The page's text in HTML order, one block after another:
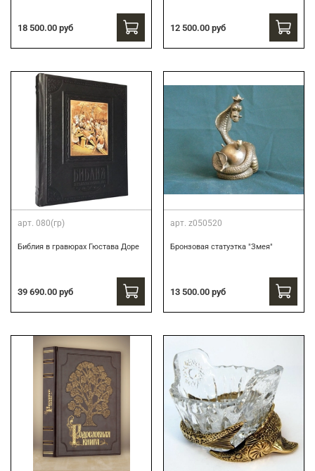
18 500.00 руб 12 500.00 руб
арт. 080(гр)
Библия в гравюрах Гюстава Доре
39 690.00 руб
арт. z050520
Бронзовая статуэтка "Змея"
13 500.00 руб